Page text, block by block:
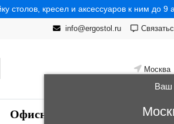
столов, кресел и аксессуаров к ним до 9
info@ergostol.ru
Москва
Ваш
Офисная мебель